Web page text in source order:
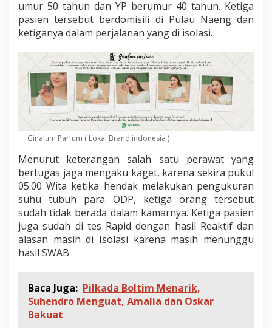
a
y
a
g
M
e
l
a
r
i
k
a
i
r
umur 50 tahun dan YP berumur 40 tahun. Ketiga
pasien tersebut berdomisili di Pulau Naeng dan
ketiganya dalam perjalanan yang di isolasi.
Ginalum Parfum ( Lokal Brand indonesia )
Menurut keterangan salah satu perawat yang
bertugas jaga mengaku kaget, karena sekira pukul
05.00 Wita ketika hendak melakukan pengukuran
suhu tubuh para ODP, ketiga orang tersebut
sudah tidak berada dalam kamarnya. Ketiga pasien
juga sudah di tes Rapid dengan hasil Reaktif dan
alasan masih di Isolasi karena masih menunggu
hasil SWAB.
Baca Juga: Pilkada Boltim Menarik,
Suhendro Menguat, Amalia dan Oskar
Bakuat